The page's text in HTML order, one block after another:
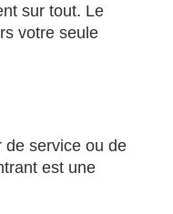
sur tout. Le
votre seule
de service ou de
est une